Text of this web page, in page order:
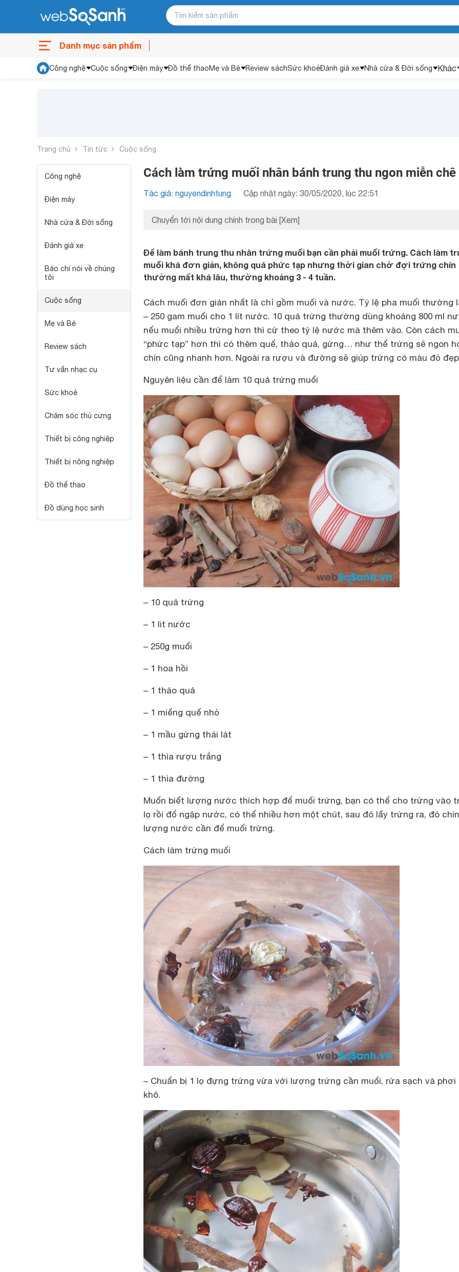
Danh mục sản phẩm
Công nghệ Cuộc sống Điện máy Đồ thể thaoMẹ và Bé Review sáchSức khoẻĐánh giá xe Nhà cửa & Đời sống Khác
Trang chủ Tin tức Cuộc sống
Công nghệ
Điện máy
Nhà cửa & Đời sống
Đánh giá xe
Báo chí nói về chúng
tôi
Cuộc sống
Mẹ và Bé
Review sách
Tư vấn nhạc cụ
Sức khoẻ
Chăm sóc thú cưng
Thiết bị công nghiệp
Thiết bị nông nghiệp
Đồ thể thao
Đồ dùng học sinh
Cách làm trứng muối nhân bánh trung thu ngon miễn chê
Tác giả: nguyendinhtung Cập nhật ngày: 30/05/2020, lúc 22:51
Chuyển tới nội dung chính trong bài [Xem]
Để làm bánh trung thu nhân trứng muối bạn cần phải muối trứng. Cách làm
muối khá đơn giản, không quá phức tạp nhưng thời gian chờ đợi trứng chín
thường mất khá lâu, thường khoảng 3 - 4 tuần.
Cách muối đơn giản nhất là chỉ gồm muối và nước. Tỷ lệ pha muối thường
– 250 gam muối cho 1 lít nước. 10 quả trứng thường dùng khoảng 800 ml
nếu muối nhiều trứng hơn thì cứ theo tỷ lệ nước mà thêm vào. Còn cách
“phức tạp” hơn thì có thêm quế, thảo quả, gừng… như thế trứng sẽ ngon
chín cũng nhanh hơn. Ngoài ra rượu và đường sẽ giúp trứng có màu đỏ
Nguyên liệu cần để làm 10 quả trứng muối
– 10 quả trứng
– 1 lit nước
– 250g muối
– 1 hoa hồi
– 1 thảo quả
– 1 miếng quế nhỏ
– 1 mầu gừng thái lát
– 1 thìa rượu trắng
– 1 thìa đường
Muốn biết lượng nước thích hợp để muối trứng, bạn có thể cho trứng vào
lọ rồi đổ ngập nước, có thể nhiều hơn một chút, sau đó lấy trứng ra, đó
lượng nước cần để muối trứng.
Cách làm trứng muối
– Chuẩn bị 1 lọ đựng trứng vừa với lượng trứng cần muối, rửa sạch và
khô.